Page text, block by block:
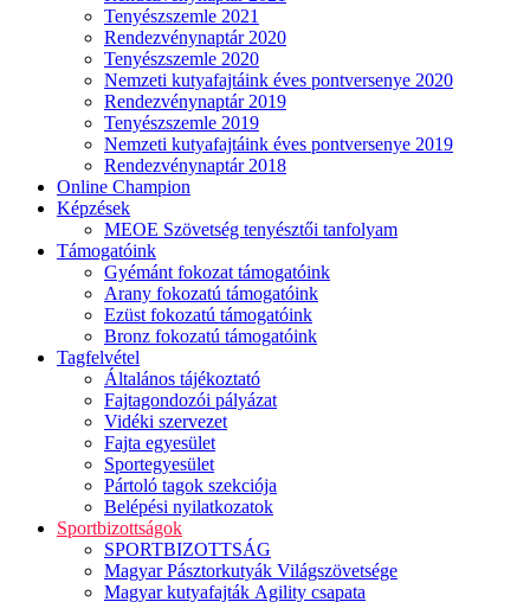
Tenyészszemle 2021
Rendezvénynaptár 2020
Tenyészszemle 2020
Nemzeti kutyafajtáink éves pontversenye 2020
Rendezvénynaptár 2019
Tenyészszemle 2019
Nemzeti kutyafajtáink éves pontversenye 2019
Rendezvénynaptár 2018
Online Champion
Képzések
MEOE Szövetség tenyésztői tanfolyam
Támogatóink
Gyémánt fokozat támogatóink
Arany fokozatú támogatóink
Ezüst fokozatú támogatóink
Bronz fokozatú támogatóink
Tagfelvétel
Általános tájékoztató
Fajtagondozói pályázat
Vidéki szervezet
Fajta egyesület
Sportegyesület
Pártoló tagok szekciója
Belépési nyilatkozatok
Sportbizottságok
SPORTBIZOTTSÁG
Magyar Pásztorkutyák Világszövetsége
Magyar kutyafajták Agility csapata